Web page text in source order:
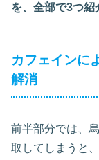
を、全部で3つ紹
カフェインに
解消
前半部分では、
取してしまうと